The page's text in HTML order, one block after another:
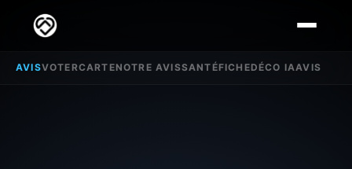
AVISVOTERCARTENOTRE AVISSANTÉFICHEDÉCO IAAVIS